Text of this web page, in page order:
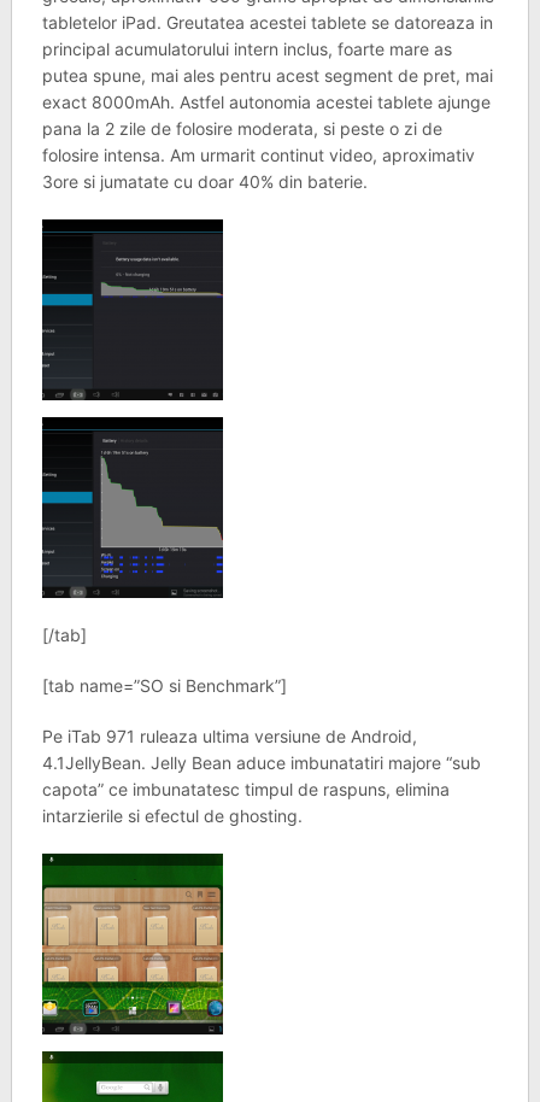
tabletelor iPad. Greutatea acestei tablete se datoreaza in
principal acumulatorului intern inclus, foarte mare as
putea spune, mai ales pentru acest segment de pret, mai
exact 8000mAh. Astfel autonomia acestei tablete ajunge
pana la 2 zile de folosire moderata, si peste o zi de
folosire intensa. Am urmarit continut video, aproximativ
3ore si jumatate cu doar 40% din baterie.
[/tab]
[tab name=”SO si Benchmark”]
Pe iTab 971 ruleaza ultima versiune de Android,
4.1JellyBean. Jelly Bean aduce imbunatatiri majore “sub
capota” ce imbunatatesc timpul de raspuns, elimina
intarzierile si efectul de ghosting.